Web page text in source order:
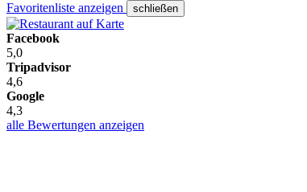
Favoritenliste anzeigen schließen
Facebook
5,0
Tripadvisor
4,6
Google
4,3
alle Bewertungen anzeigen